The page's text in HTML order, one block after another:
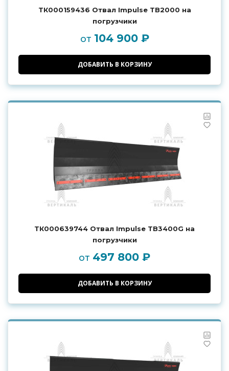
ТК000159436 Отвал Impulse TB2000 на
погрузчики
от 104 900 ₽
ДОБАВИТЬ В КОРЗИНУ
ТК000639744 Отвал Impulse TB3400G на
погрузчики
от 497 800 ₽
ДОБАВИТЬ В КОРЗИНУ